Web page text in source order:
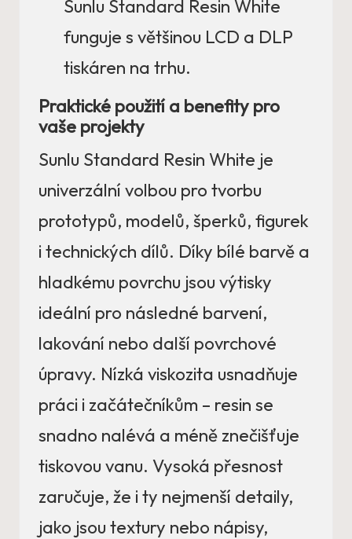
Sunlu Standard Resin White
funguje s většinou LCD a DLP
tiskáren na trhu.
Praktické použití a benefity pro
vaše projekty
Sunlu Standard Resin White je
univerzální volbou pro tvorbu
prototypů, modelů, šperků, figurek
i technických dílů. Díky bílé barvě a
hladkému povrchu jsou výtisky
ideální pro následné barvení,
lakování nebo další povrchové
úpravy. Nízká viskozita usnadňuje
práci i začátečníkům – resin se
snadno nalévá a méně znečišťuje
tiskovou vanu. Vysoká přesnost
zaručuje, že i ty nejmenší detaily,
jako jsou textury nebo nápisy,